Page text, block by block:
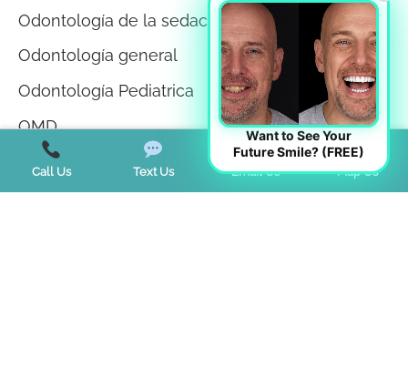
Odontología de la sedación
Odontología general
Odontología Pediatrica
OMD
Ortodoncia
Rejuvenecimiento facial
Call Us Text Us Email Us Map Us
Want to See Your
Future Smile? (FREE)